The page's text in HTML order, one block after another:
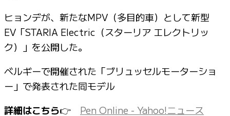
ヒョンデが、新たなMPV（多目的車）として新型
EV「STARIA Electric（スターリア エレクトリッ
ク）」を公開した。
ベルギーで開催された「ブリュッセルモーターショ
ー」で発表された同モデル
詳細はこちら👉 Pen Online - Yahoo!ニュース